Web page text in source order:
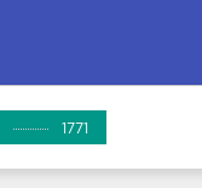
1771